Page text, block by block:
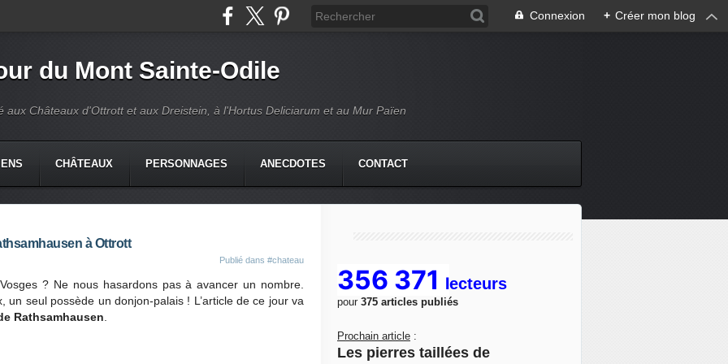
Connexion + Créer mon blog
du Mont Sainte-Odile
aux Châteaux d'Ottrott et aux Dreistein, à l'Hortus Deliciarum et au Mur Païen
CHÂTEAUX PERSONNAGES ANECDOTES CONTACT
à Ottrott
Publié dans #chateau
? Ne nous hasardons pas à avancer un nombre.
un seul possède un donjon-palais ! L’article de ce jour va
Rathsamhausen
356 371 lecteurs
pour 375 articles publiés
Prochain article :
Les pierres taillées de